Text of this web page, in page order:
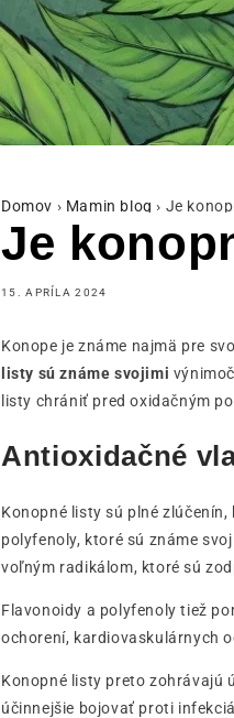
Domov › Mamin blog › Je
Je
15. APRÍLA 2024
Konope je známe najmä pre
listy sú známe svojimi
listy chrániť pred oxidačným
Antioxidačné
Konopné listy sú plné
polyfenoly, ktoré sú známe
voľným radikálom, ktoré sú
Flavonoidy a polyfenoly tiež
ochorení, kardiovaskulárnych
Konopné listy preto zohrávajú
účinnejšie bojovať proti